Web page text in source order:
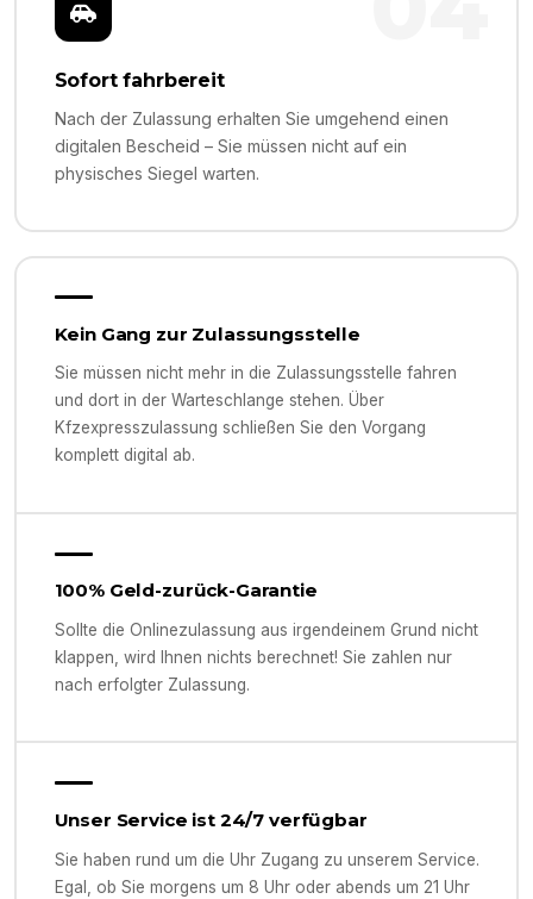
Sofort fahrbereit
Nach der Zulassung erhalten Sie umgehend einen
digitalen Bescheid – Sie müssen nicht auf ein
physisches Siegel warten.
Kein Gang zur Zulassungsstelle
Sie müssen nicht mehr in die Zulassungsstelle fahren
und dort in der Warteschlange stehen. Über
Kfzexpresszulassung schließen Sie den Vorgang
komplett digital ab.
100% Geld-zurück-Garantie
Sollte die Onlinezulassung aus irgendeinem Grund nicht
klappen, wird Ihnen nichts berechnet! Sie zahlen nur
nach erfolgter Zulassung.
Unser Service ist 24/7 verfügbar
Sie haben rund um die Uhr Zugang zu unserem Service.
Egal, ob Sie morgens um 8 Uhr oder abends um 21 Uhr